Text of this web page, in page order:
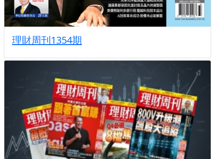
理財周刊1354期